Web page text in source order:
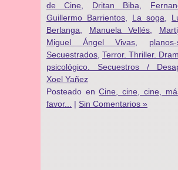
de Cine
Dritan Biba
Guillermo Barrientos
La soga
Berlanga
Manuela Vellés
Miguel Ángel Vivas
Secuestrados Terror. Thriller.
psicológico. Secuestros /
Xoel Yañez
Posteado enCine, cine, cine,
favor...
| Sin Comentarios »